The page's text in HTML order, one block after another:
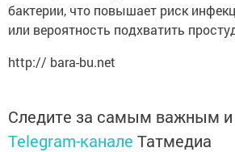
бактерии, что повышает риск
или вероятность подхватить
http:// bara-bu.net
Следите за самым важным
Telegram-канале Татмедиа